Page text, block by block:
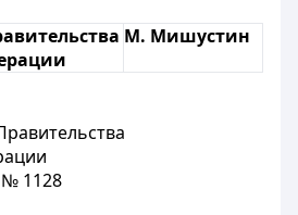
М. Мишустин
№ 1128